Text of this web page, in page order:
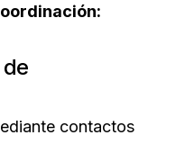
contactos